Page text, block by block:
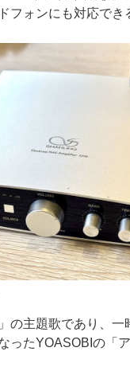
フォンにも対応でき
の主題歌であり、一
ったYOASOBIの「